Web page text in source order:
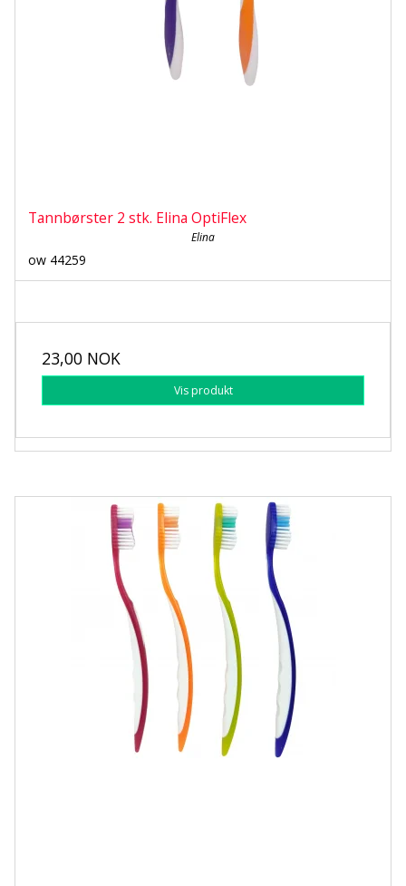
Tannbørster 2 stk. Elina OptiFlex
Elina
ow 44259
23,00 NOK
Vis produkt